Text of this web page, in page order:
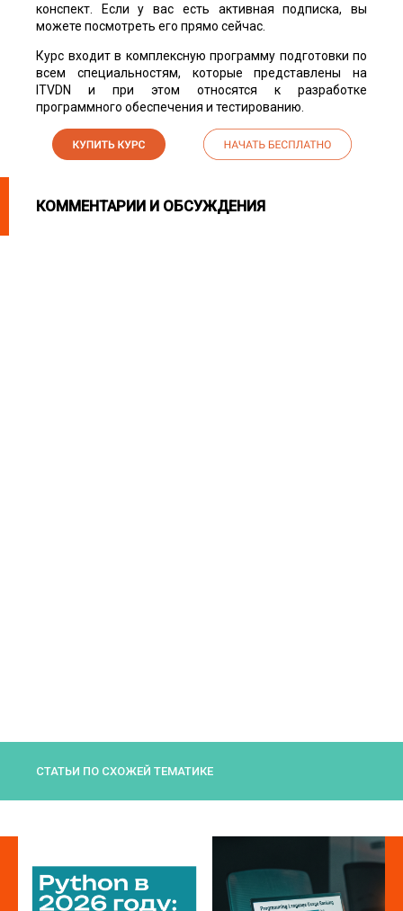
конспект. Если у вас есть активная подписка, вы
можете посмотреть его прямо сейчас.
Курс входит в комплексную программу подготовки по
всем специальностям, которые представлены на
ITVDN и при этом относятся к разработке
программного обеспечения и тестированию.
КОММЕНТАРИИ И ОБСУЖДЕНИЯ
СТАТЬИ ПО СХОЖЕЙ ТЕМАТИКЕ